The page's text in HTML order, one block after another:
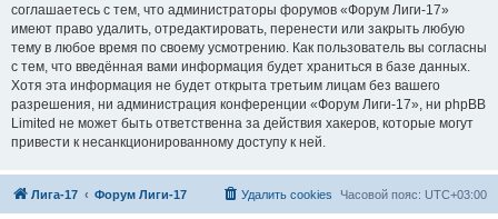
соглашаетесь с тем, что администраторы форумов «Форум Лиги-17»
имеют право удалить, отредактировать, перенести или закрыть любую
тему в любое время по своему усмотрению. Как пользователь вы согласны
с тем, что введённая вами информация будет храниться в базе данных.
Хотя эта информация не будет открыта третьим лицам без вашего
разрешения, ни администрация конференции «Форум Лиги-17», ни phpBB
Limited не может быть ответственна за действия хакеров, которые могут
привести к несанкционированному доступу к ней.
Лига-17 Форум Лиги-17 Часовой пояс: UTC+03:00
Удалить cookies